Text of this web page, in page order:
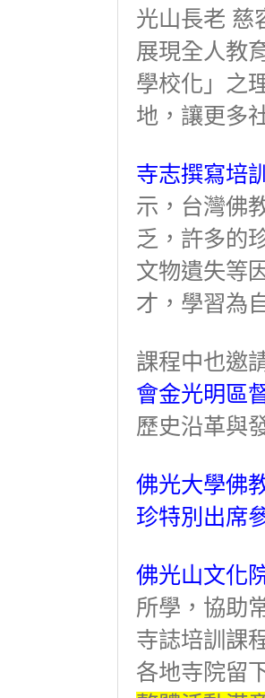
光山長老 慈
展現全人教
學校化」之
地，讓更多
寺志撰寫培
示，台灣佛
乏，許多的
文物遺失等
才，學習為
課程中也邀
會金光明區
歷史沿革與
佛光大學佛
珍特別出席
佛光山文化
所學，協助
寺誌培訓課
各地寺院留